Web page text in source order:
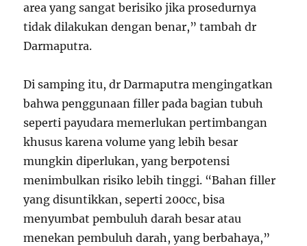
area yang sangat berisiko jika prosedurnya
tidak dilakukan dengan benar,” tambah dr
Darmaputra.
Di samping itu, dr Darmaputra mengingatkan
bahwa penggunaan filler pada bagian tubuh
seperti payudara memerlukan pertimbangan
khusus karena volume yang lebih besar
mungkin diperlukan, yang berpotensi
menimbulkan risiko lebih tinggi. “Bahan filler
yang disuntikkan, seperti 200cc, bisa
menyumbat pembuluh darah besar atau
menekan pembuluh darah, yang berbahaya,”